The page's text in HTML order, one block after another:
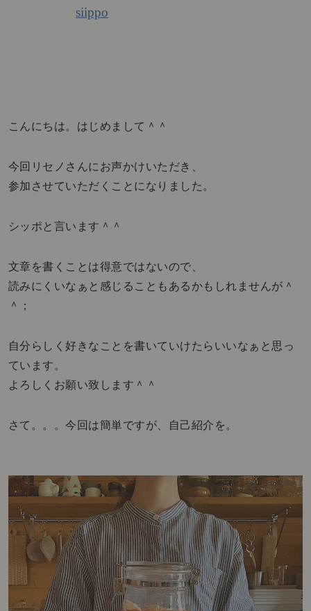
siippo
こんにちは。はじめまして＾＾
今回リセノさんにお声かけいただき、
参加させていただくことになりました。
シッポと言います＾＾
文章を書くことは得意ではないので、
読みにくいなぁと感じることもあるかもしれませんが＾
＾；
自分らしく好きなことを書いていけたらいいなぁと思っ
ています。
よろしくお願い致します＾＾
さて。。。今回は簡単ですが、自己紹介を。